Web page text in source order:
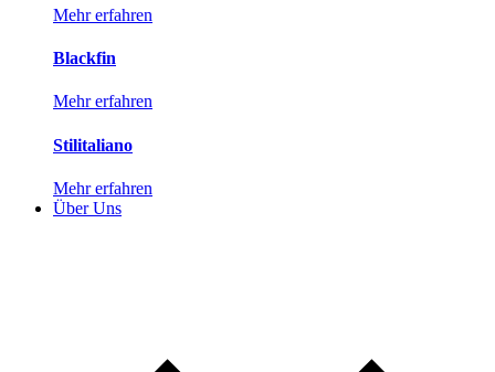
Mehr erfahren
Blackfin
Mehr erfahren
Stilitaliano
Mehr erfahren
Über Uns